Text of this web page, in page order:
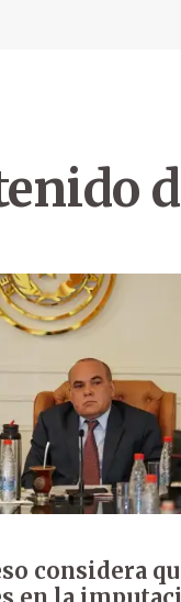
considera